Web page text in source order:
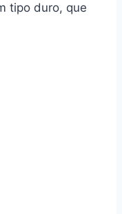
tipo duro, que